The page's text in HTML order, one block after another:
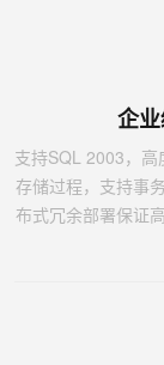
企
支持SQL 2003，
存储过程，支持事
布式冗余部署保证